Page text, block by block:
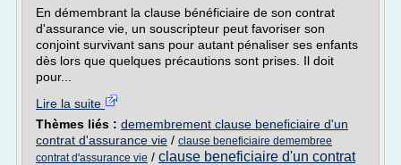
En démembrant la clause bénéficiaire de son contrat
d'assurance vie, un souscripteur peut favoriser son
conjoint survivant sans pour autant pénaliser ses enfants
dès lors que quelques précautions sont prises. Il doit
pour...
Lire la suite
Thèmes liés : demembrement clause beneficiaire d'un
contrat d'assurance vie / clause beneficiaire demembree
contrat d'assurance vie / clause beneficiaire d'un contrat